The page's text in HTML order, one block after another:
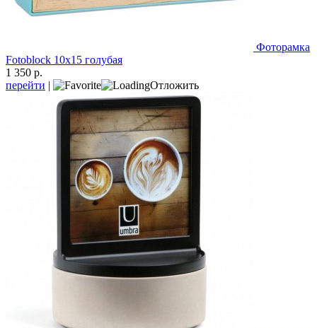
Фоторамка
Fotoblock 10х15 голубая
1 350 р.
перейти | Отложить